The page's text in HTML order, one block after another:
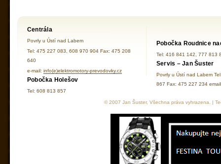
Centrála
Povrly u Ústí nad Labem
Tel: 475 227 083, 608 970 904 Fax: 475 208
640
e-mail: info(e)elektromotory-prevodovky.cz
Pobočka Holešov
Tel: 608 813 857
Pobočka Roudnice
Tel: 416 841 142, 777 813
Servis – Jan Šuster
Povrly u Ústí nad Labem
867 Fax: 475 227 234
© 2007 Jan Šuster, Všechna práva vyhrazena. |